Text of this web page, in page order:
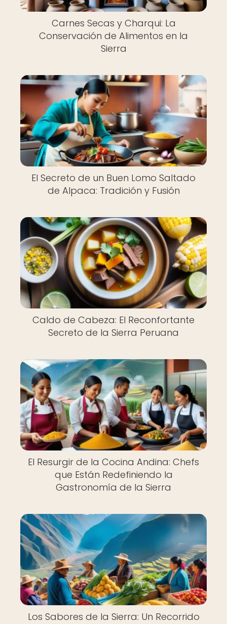
Carnes Secas y Charqui: La
Conservación de Alimentos en la
Sierra
El Secreto de un Buen Lomo Saltado
de Alpaca: Tradición y Fusión
Caldo de Cabeza: El Reconfortante
Secreto de la Sierra Peruana
El Resurgir de la Cocina Andina: Chefs
que Están Redefiniendo la
Gastronomía de la Sierra
Los Sabores de la Sierra: Un Recorrido